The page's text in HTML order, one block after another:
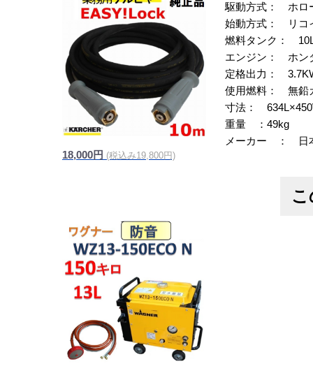
駆動方式： ホロ
始動方式： リコ
燃料タンク：
エンジン： ホン
定格出力：
使用燃料： 無鉛
寸法：
重量 ：49kg
メーカー ： 日
18,000円 (税込み19,800円)